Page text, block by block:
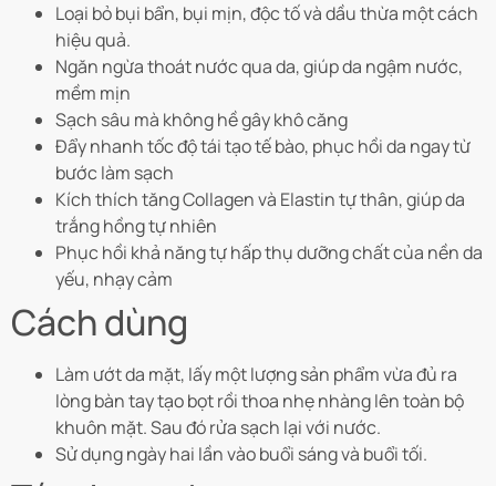
Loại bỏ bụi bẩn, bụi mịn, độc tố và dầu thừa một cách
hiệu quả.
Ngăn ngừa thoát nước qua da, giúp da ngậm nước,
mềm mịn
Sạch sâu mà không hề gây khô căng
Đẩy nhanh tốc độ tái tạo tế bào, phục hồi da ngay từ
bước làm sạch
Kích thích tăng Collagen và Elastin tự thân, giúp da
trắng hồng tự nhiên
Phục hồi khả năng tự hấp thụ dưỡng chất của nền da
yếu, nhạy cảm
Cách dùng
Làm ướt da mặt, lấy một lượng sản phẩm vừa đủ ra
lòng bàn tay tạo bọt rồi thoa nhẹ nhàng lên toàn bộ
khuôn mặt. Sau đó rửa sạch lại với nước.
Sử dụng ngày hai lần vào buổi sáng và buổi tối.